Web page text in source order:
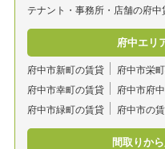
テナント・事務所・店舗の府中
府中エリ
府中市新町の賃貸 府中市栄
府中市幸町の賃貸
府中市府
府中市緑町の賃貸
府中市の
間取りか